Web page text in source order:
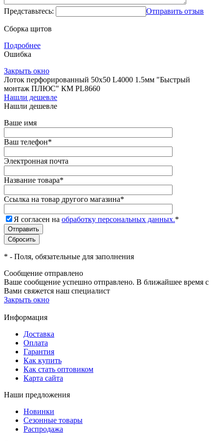
Представьтесь: Отправить отзыв
Сборка щитов
Подробнее
Ошибка
Закрыть окно
Лоток перфорированный 50х50 L4000 1.5мм "Быстрый
монтаж ПЛЮС" КМ PL8660
Нашли дешевле
Нашли дешевле
Ваше имя
Ваш телефон*
Электронная почта
Название товара*
Ссылка на товар другого магазина*
Я согласен на обработку персональных данных.*
* - Поля, обязательные для заполнения
Сообщение отправлено
Ваше сообщение успешно отправлено. В ближайшее время с
Вами свяжется наш специалист
Закрыть окно
Информация
Доставка
Оплата
Гарантия
Как купить
Как стать оптовиком
Карта сайта
Наши предложения
Новинки
Сезонные товары
Распродажа